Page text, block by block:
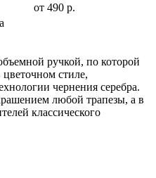
от 490 р.
ручкой, по которой
цветочном стиле,
чернения серебра.
любой трапезы, а в
классического